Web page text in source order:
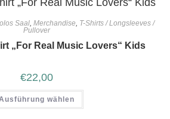
Saal, Merchandise, T-Shirts / Longsleeves /
Pullover
„For Real Music Lovers“ Kids
€22,00
wählen